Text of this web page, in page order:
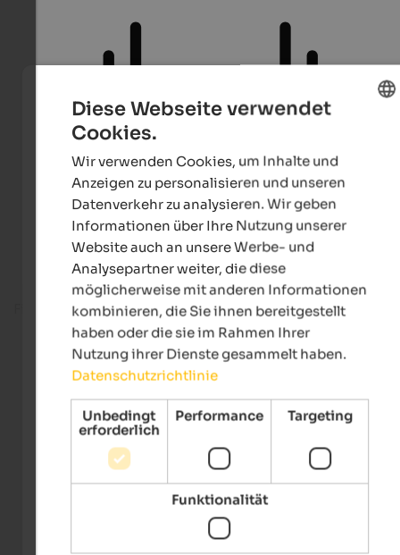
Fitnessbereich
GERMAN
Diese Webseite verwendet
Cookies.
Wir verwenden Cookies, um Inhalte und
Anzeigen zu personalisieren und unseren
Datenverkehr zu analysieren. Wir geben
Informationen über Ihre Nutzung unserer
Website auch an unsere Werbe- und
Analysepartner weiter, die diese
möglicherweise mit anderen Informationen
kombinieren, die Sie ihnen bereitgestellt
haben oder die sie im Rahmen Ihrer
Nutzung ihrer Dienste gesammelt haben.
Datenschutzrichtlinie
Unbedingt
erforderlich
Performance Targeting
Funktionalität